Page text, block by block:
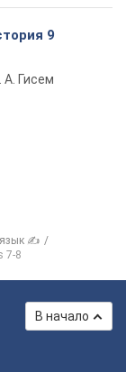
9
Гисем
язык ✍
7-8
В начало